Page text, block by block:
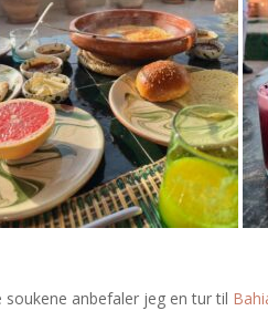
anbefaler jeg en tur til